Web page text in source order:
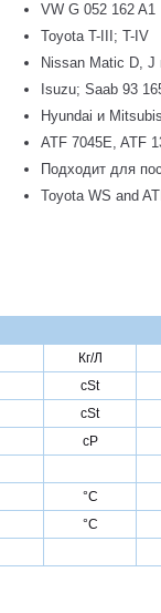
VW G 052 162 A1
Toyota T-III; T-IV
Nissan Matic D, J
Isuzu; Saab 93
Hyundai и
ATF 7045E, ATF
Подходит для
Toyota WS and
Кг/Л
cSt
cSt
сР
°С
°С